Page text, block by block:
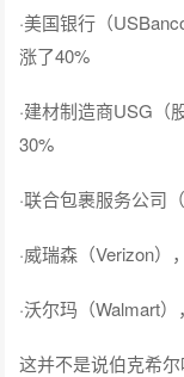
·美国银行（
涨了40%
·建材制造商USG（
30%
·联合包裹服务公司
·威瑞森（Verizon
·沃尔玛（Walmart
这并不是说伯克希